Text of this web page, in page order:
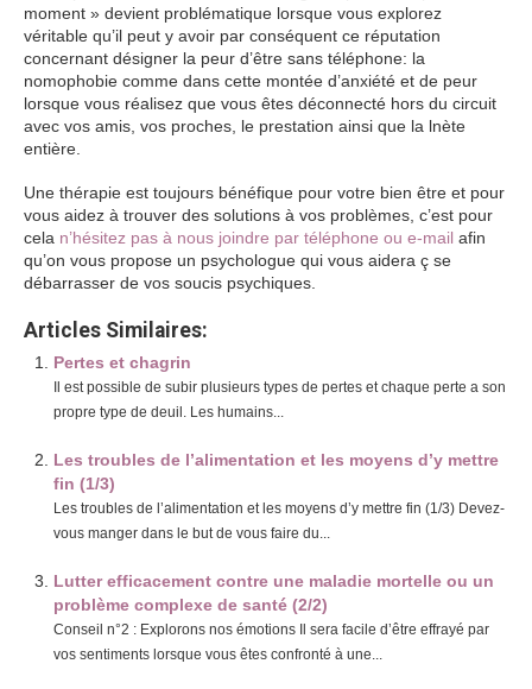
moment » devient problématique lorsque vous explorez
véritable qu’il peut y avoir par conséquent ce réputation
concernant désigner la peur d’être sans téléphone: la
nomophobie comme dans cette montée d’anxiété et de peur
lorsque vous réalisez que vous êtes déconnecté hors du circuit
avec vos amis, vos proches, le prestation ainsi que la lnète
entière.
Une thérapie est toujours bénéfique pour votre bien être et pour
vous aidez à trouver des solutions à vos problèmes, c’est pour
cela n’hésitez pas à nous joindre par téléphone ou e-mail afin
qu’on vous propose un psychologue qui vous aidera ç se
débarrasser de vos soucis psychiques.
Articles Similaires:
Pertes et chagrin
Il est possible de subir plusieurs types de pertes et chaque perte a son
propre type de deuil. Les humains...
Les troubles de l’alimentation et les moyens d’y mettre
fin (1/3)
Les troubles de l’alimentation et les moyens d’y mettre fin (1/3) Devez-
vous manger dans le but de vous faire du...
Lutter efficacement contre une maladie mortelle ou un
problème complexe de santé (2/2)
Conseil n°2 : Explorons nos émotions Il sera facile d’être effrayé par
vos sentiments lorsque vous êtes confronté à une...